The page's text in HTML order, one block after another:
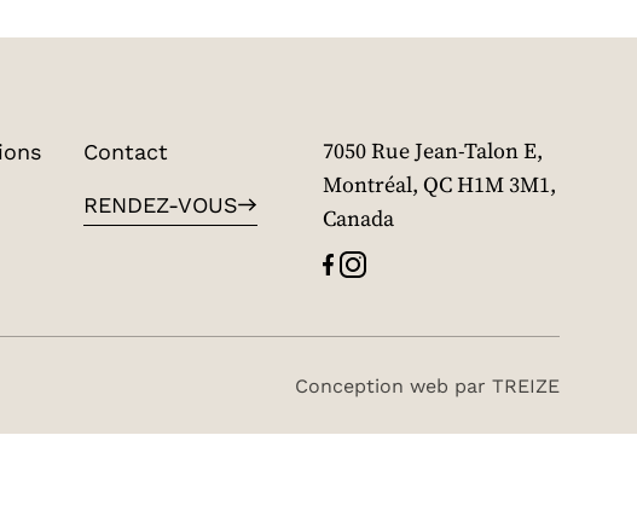
Contact
RENDEZ-VOUS
7050 Rue Jean-Talon E,
Montréal, QC H1M 3M1,
Canada
Conception web par TREIZE